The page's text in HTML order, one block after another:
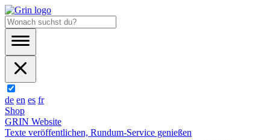
de en es fr
Shop
GRIN Website
Texte veröffentlichen, Rundum-Service genießen